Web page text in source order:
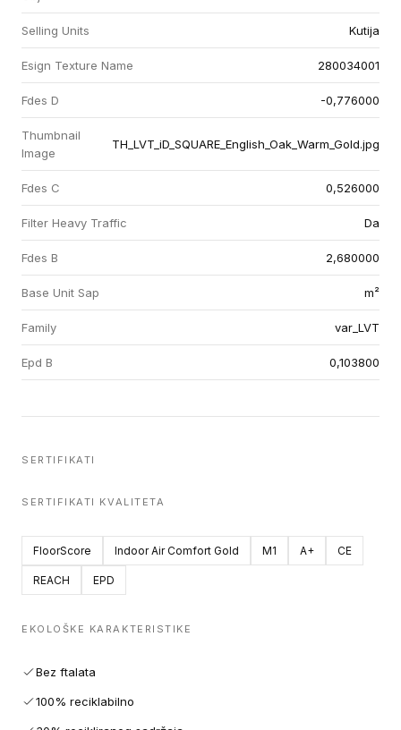
Selling Units Kutija
Esign Texture Name 280034001
Fdes D -0,776000
Thumbnail
Image
TH_LVT_iD_SQUARE_English_Oak_Warm_Gold.jpg
Fdes C 0,526000
Filter Heavy Traffic Da
Fdes B 2,680000
Base Unit Sap m²
Family var_LVT
Epd B 0,103800
SERTIFIKATI
SERTIFIKATI KVALITETA
FloorScore Indoor Air Comfort Gold M1 A+ CE
REACH EPD
EKOLOŠKE KARAKTERISTIKE
Bez ftalata
100% reciklabilno